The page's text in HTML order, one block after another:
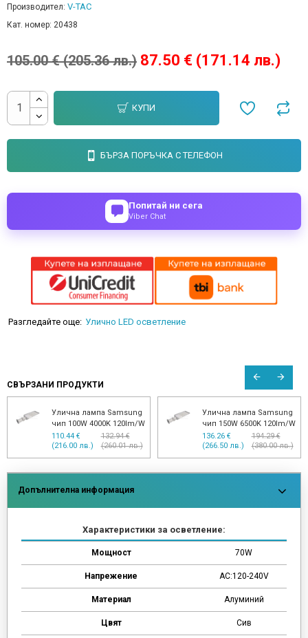
Производител: V-TAC
Кат. номер: 20438
87.50 € (171.14 лв.)
105.00 € (205.36 лв.)
КУПИ
БЪРЗА ПОРЪЧКА С ТЕЛЕФОН
Попитай ни сега
Viber Chat
Разгледайте още: Улично LED осветление
СВЪРЗАНИ ПРОДУКТИ
Улична лампа Samsung
чип 100W 4000K 120lm/W
110.44 €
(216.00 лв.)
132.94 €
(260.01 лв.)
Улична лампа Samsung
чип 150W 6500K 120lm/W
136.26 €
(266.50 лв.)
194.29 €
(380.00 лв.)
Допълнителна информация
Характеристики за осветление:
Мощност 70W
Напрежение AC:120-240V
Материал Алуминий
Цвят Сив